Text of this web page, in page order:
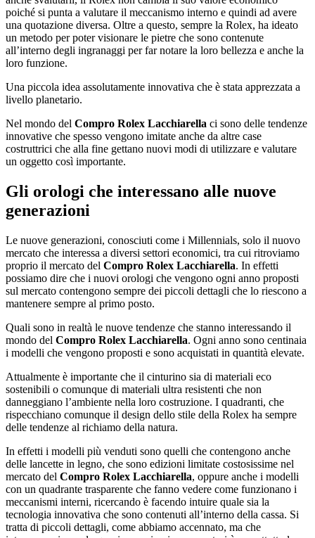
poiché si punta a valutare il meccanismo interno e quindi ad avere
una quotazione diversa. Oltre a questo, sempre la Rolex, ha ideato
un metodo per poter visionare le pietre che sono contenute
all’interno degli ingranaggi per far notare la loro bellezza e anche la
loro funzione.
Una piccola idea assolutamente innovativa che è stata apprezzata a
livello planetario.
Nel mondo del Compro Rolex Lacchiarella ci sono delle tendenze
innovative che spesso vengono imitate anche da altre case
costruttrici che alla fine gettano nuovi modi di utilizzare e valutare
un oggetto così importante.
Gli orologi che interessano alle nuove
generazioni
Le nuove generazioni, conosciuti come i Millennials, solo il nuovo
mercato che interessa a diversi settori economici, tra cui ritroviamo
proprio il mercato del Compro Rolex Lacchiarella. In effetti
possiamo dire che i nuovi orologi che vengono ogni anno proposti
sul mercato contengono sempre dei piccoli dettagli che lo riescono a
mantenere sempre al primo posto.
Quali sono in realtà le nuove tendenze che stanno interessando il
mondo del Compro Rolex Lacchiarella. Ogni anno sono centinaia
i modelli che vengono proposti e sono acquistati in quantità elevate.
Attualmente è importante che il cinturino sia di materiali eco
sostenibili o comunque di materiali ultra resistenti che non
danneggiano l’ambiente nella loro costruzione. I quadranti, che
rispecchiano comunque il design dello stile della Rolex ha sempre
delle tendenze al richiamo della natura.
In effetti i modelli più venduti sono quelli che contengono anche
delle lancette in legno, che sono edizioni limitate costosissime nel
mercato del Compro Rolex Lacchiarella, oppure anche i modelli
con un quadrante trasparente che fanno vedere come funzionano i
meccanismi interni, ricercando è facendo intuire quale sia la
tecnologia innovativa che sono contenuti all’interno della cassa. Si
tratta di piccoli dettagli, come abbiamo accennato, ma che